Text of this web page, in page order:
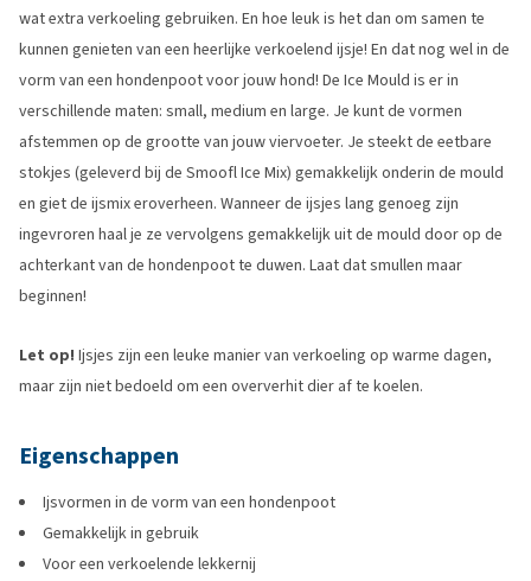
wat extra verkoeling gebruiken. En hoe leuk is het dan om samen te
kunnen genieten van een heerlijke verkoelend ijsje! En dat nog wel in de
vorm van een hondenpoot voor jouw hond! De Ice Mould is er in
verschillende maten: small, medium en large. Je kunt de vormen
afstemmen op de grootte van jouw viervoeter. Je steekt de eetbare
stokjes (geleverd bij de Smoofl Ice Mix) gemakkelijk onderin de mould
en giet de ijsmix eroverheen. Wanneer de ijsjes lang genoeg zijn
ingevroren haal je ze vervolgens gemakkelijk uit de mould door op de
achterkant van de hondenpoot te duwen. Laat dat smullen maar
beginnen!
Let op! Ijsjes zijn een leuke manier van verkoeling op warme dagen,
maar zijn niet bedoeld om een oververhit dier af te koelen.
Eigenschappen
Ijsvormen in de vorm van een hondenpoot
Gemakkelijk in gebruik
Voor een verkoelende lekkernij